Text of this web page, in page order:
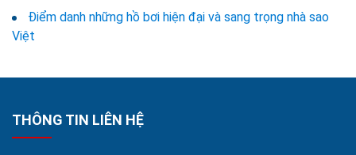
Điểm danh những hồ bơi hiện đại và sang trọng nhà sao
Việt
THÔNG TIN LIÊN HỆ